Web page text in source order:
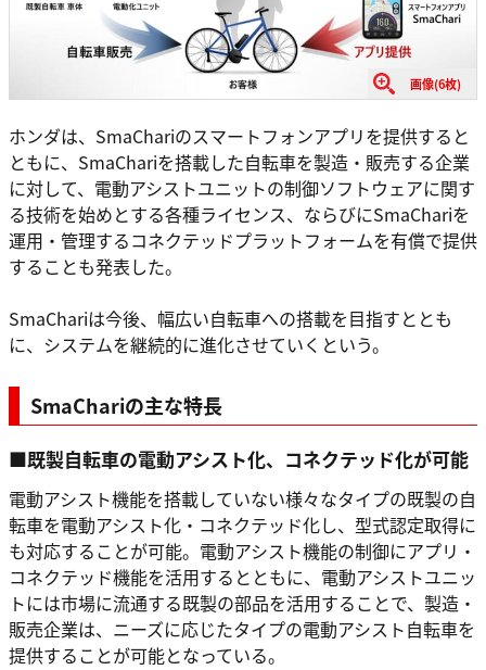
画像(6枚)
ホンダは、SmaChariのスマートフォンアプリを提供すると
ともに、SmaChariを搭載した自転車を製造・販売する企業
に対して、電動アシストユニットの制御ソフトウェアに関す
る技術を始めとする各種ライセンス、ならびにSmaChariを
運用・管理するコネクテッドプラットフォームを有償で提供
することも発表した。
SmaChariは今後、幅広い自転車への搭載を目指すととも
に、システムを継続的に進化させていくという。
SmaChariの主な特長
■既製自転車の電動アシスト化、コネクテッド化が可能
電動アシスト機能を搭載していない様々なタイプの既製の自
転車を電動アシスト化・コネクテッド化し、型式認定取得に
も対応することが可能。電動アシスト機能の制御にアプリ・
コネクテッド機能を活用するとともに、電動アシストユニッ
トには市場に流通する既製の部品を活用することで、製造・
販売企業は、ニーズに応じたタイプの電動アシスト自転車を
提供することが可能となっている。